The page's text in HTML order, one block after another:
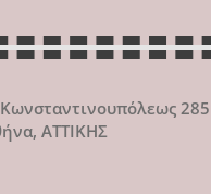
285
ΑΤΤΙΚΗΣ